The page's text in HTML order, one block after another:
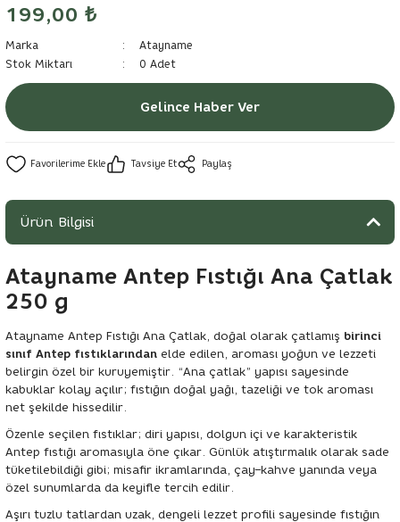
199,00 ₺
Marka
Atayname
Stok Miktarı
0 Adet
Gelince Haber Ver
Tavsiye Et Paylaş
Ürün Bilgisi
Atayname Antep Fıstığı Ana Çatlak
250 g
Atayname Antep Fıstığı Ana Çatlak, doğal olarak çatlamış birinci
sınıf Antep fıstıklarından elde edilen, aroması yoğun ve lezzeti
belirgin özel bir kuruyemiştir. “Ana çatlak” yapısı sayesinde
kabuklar kolay açılır; fıstığın doğal yağı, tazeliği ve tok aroması
net şekilde hissedilir.
Özenle seçilen fıstıklar; diri yapısı, dolgun içi ve karakteristik
Antep fıstığı aromasıyla öne çıkar. Günlük atıştırmalık olarak sade
tüketilebildiği gibi; misafir ikramlarında, çay–kahve yanında veya
özel sunumlarda da keyifle tercih edilir.
Aşırı tuzlu tatlardan uzak, dengeli lezzet profili sayesinde fıstığın